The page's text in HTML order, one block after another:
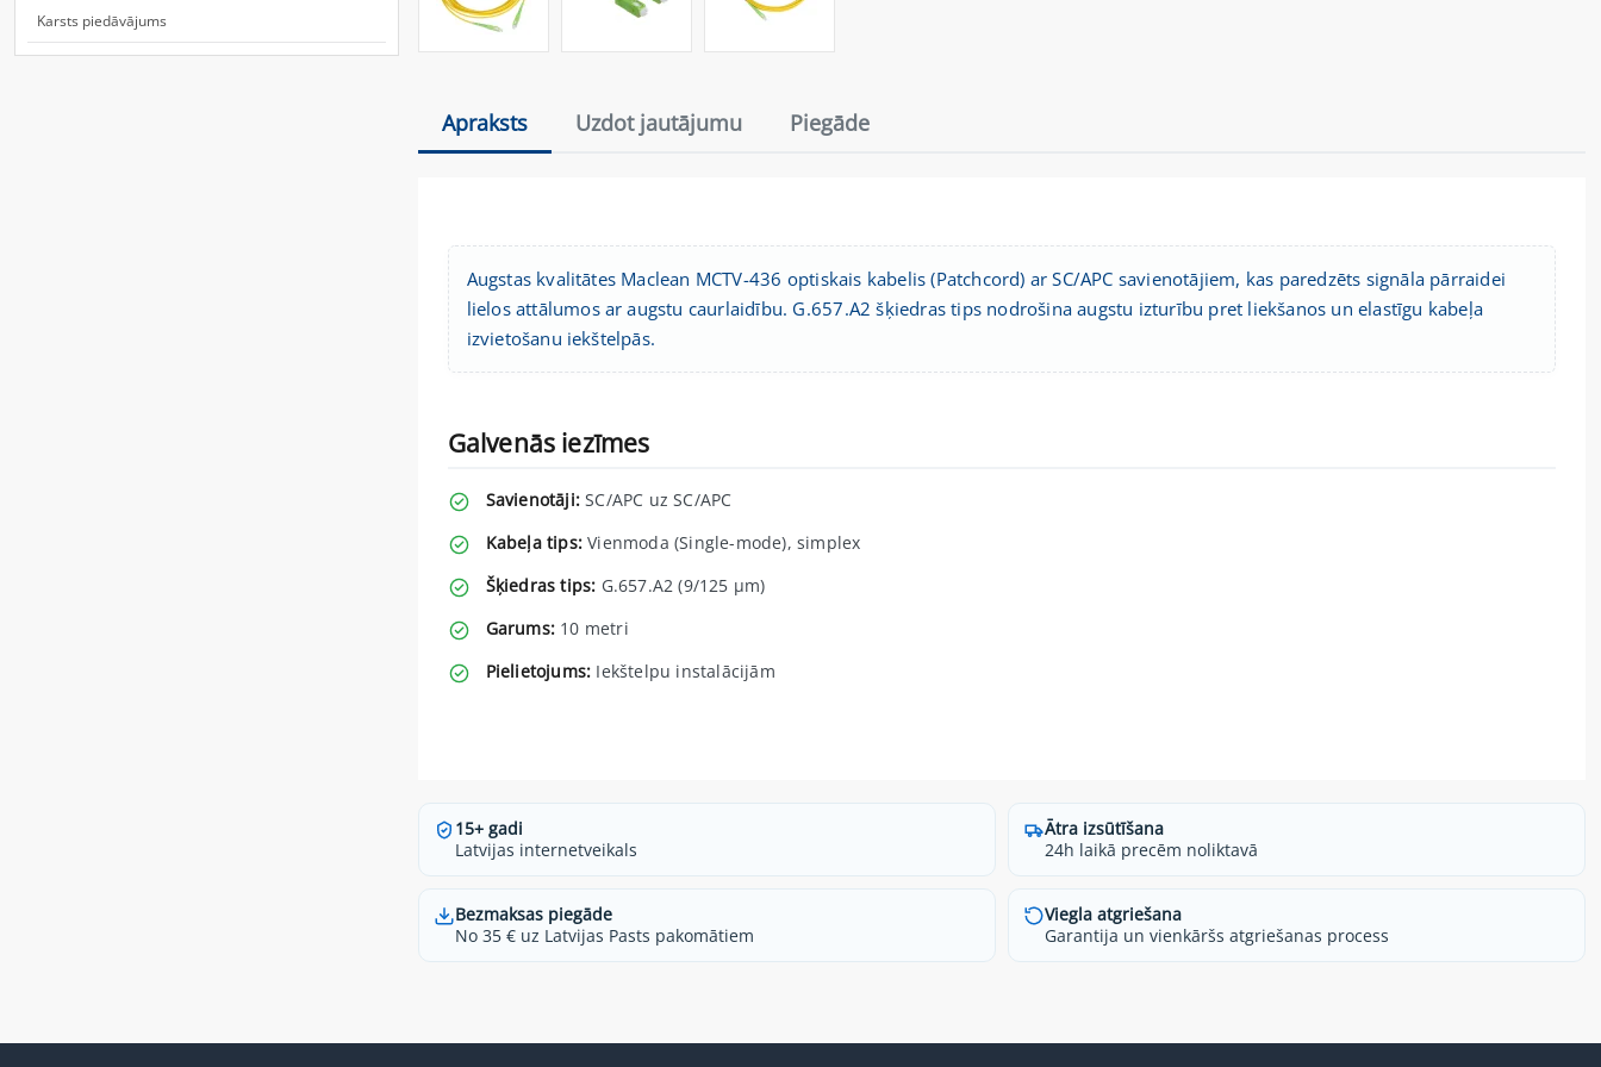
Karsts piedāvājums
Apraksts Uzdot jautājumu Piegāde
Augstas kvalitātes Maclean MCTV-436 optiskais kabelis (Patchcord) ar SC/APC savienotājiem, kas paredzēts signāla pārraidei
lielos attālumos ar augstu caurlaidību. G.657.A2 šķiedras tips nodrošina augstu izturību pret liekšanos un elastīgu kabeļa
izvietošanu iekštelpās.
Galvenās iezīmes
Savienotāji:SC/APC uz SC/APC
Kabeļa tips:Vienmoda (Single-mode), simplex
Šķiedras tips: G.657.A2 (9/125 µm)
Garums:10 metri
Pielietojums: Iekštelpu instalācijām
15+ gadi
Latvijas internetveikals
Ātra izsūtīšana
24h laikā precēm noliktavā
Bezmaksas piegāde
No 35 € uz Latvijas Pasts pakomātiem
Viegla atgriešana
Garantija un vienkāršs atgriešanas process